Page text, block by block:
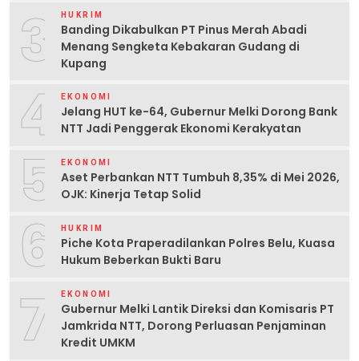
3 HUKRIM
Banding Dikabulkan PT Pinus Merah Abadi
Menang Sengketa Kebakaran Gudang di
Kupang
4 EKONOMI
Jelang HUT ke-64, Gubernur Melki Dorong Bank
NTT Jadi Penggerak Ekonomi Kerakyatan
5 EKONOMI
Aset Perbankan NTT Tumbuh 8,35% di Mei 2026,
OJK: Kinerja Tetap Solid
6 HUKRIM
Piche Kota Praperadilankan Polres Belu, Kuasa
Hukum Beberkan Bukti Baru
7 EKONOMI
Gubernur Melki Lantik Direksi dan Komisaris PT
Jamkrida NTT, Dorong Perluasan Penjaminan
Kredit UMKM